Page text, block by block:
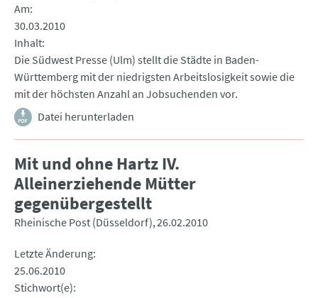
Am
30.03.2010
Inhalt
Die Südwest Presse (Ulm) stellt die Städte in Baden-
Württemberg mit der niedrigsten Arbeitslosigkeit sowie die
mit der höchsten Anzahl an Jobsuchenden vor.
Datei herunterladen
Mit und ohne Hartz IV.
Alleinerziehende Mütter
gegenübergestellt
Rheinische Post (Düsseldorf) 26.02.2010
Letzte Änderung
25.06.2010
Stichwort(e)